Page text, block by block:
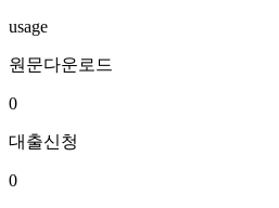
usage
원문다운로드
0
대출신청
0